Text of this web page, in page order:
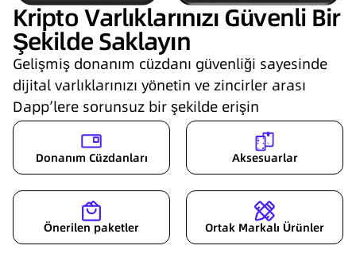
Kripto Varlıklarınızı Güvenli Bir
Şekilde Saklayın
Gelişmiş donanım cüzdanı güvenliği sayesinde
dijital varlıklarınızı yönetin ve zincirler arası
Dapp’lere sorunsuz bir şekilde erişin
Donanım Cüzdanları Aksesuarlar
Önerilen paketler Ortak Markalı Ürünler